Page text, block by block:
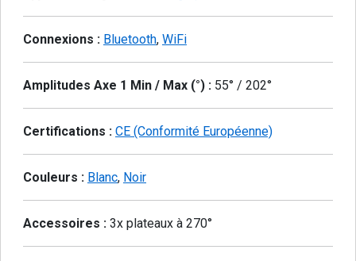
Connexions : Bluetooth, WiFi
Amplitudes Axe 1 Min / Max (°) : 55° / 202°
Certifications : CE (Conformité Européenne)
Couleurs : Blanc, Noir
Accessoires : 3x plateaux à 270°